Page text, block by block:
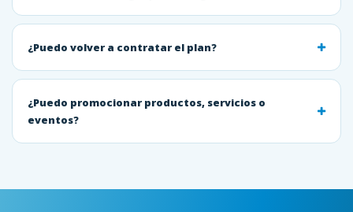
¿Puedo volver a contratar el plan?
¿Puedo promocionar productos, servicios o
eventos?